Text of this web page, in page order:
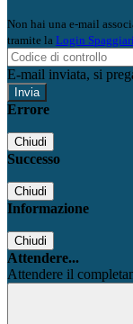
Non hai una e-mail
tramite la Login Spaggiari
E-mail inviata, si
Errore
Chiudi
Successo
Chiudi
Informazione
Chiudi
Attendere...
Attendere il